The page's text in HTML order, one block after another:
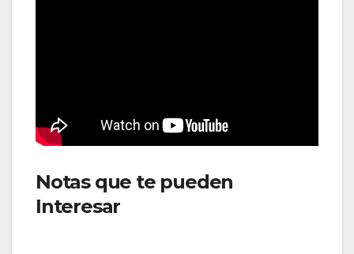
Notas que te pueden
Interesar